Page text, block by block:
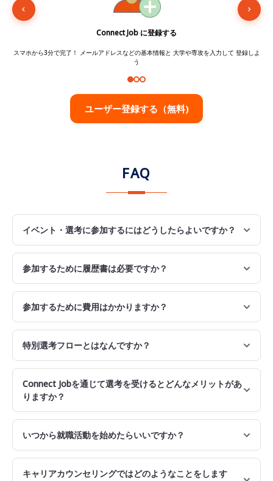
Connect Job に登録する
スマホから3分で完了！ メールアドレスなどの基本情報と 大学や専攻を入力して 登録しよ
う
ユーザー登録する（無料)
FAQ
イベント・選考に参加するにはどうしたらよいですか？
参加するために履歴書は必要ですか？
参加するために費用はかかりますか？
特別選考フローとはなんですか？
Connect Jobを通じて選考を受けるとどんなメリットがあ
りますか？
いつから就職活動を始めたらいいですか？
キャリアカウンセリングではどのようなことをします